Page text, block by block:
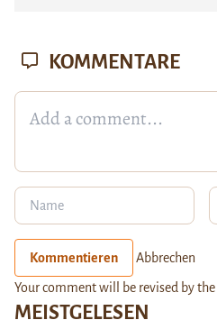
MEISTGELESEN
KOMMENTARE
Kommentieren Abbrechen
Your comment will be revised by the